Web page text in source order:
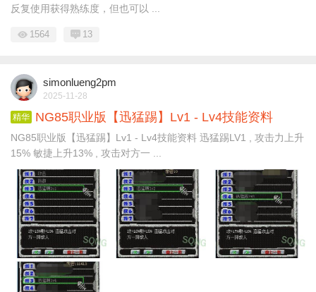
反复使用获得熟练度，但也可以 ...
1564 13
simonlueng2pm
2025-11-28
精华 NG85职业版【迅猛踢】Lv1 - Lv4技能资料
NG85职业版【迅猛踢】Lv1 - Lv4技能资料 迅猛踢LV1 , 攻击力上升
15% 敏捷上升13% , 攻击对方一 ...